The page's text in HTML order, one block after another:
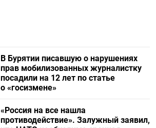
В Бурятии писавшую о нарушениях
прав мобилизованных журналистку
посадили на 12 лет по статье
о «госизмене»
«Россия на все нашла
противодействие». Залужный заявил,